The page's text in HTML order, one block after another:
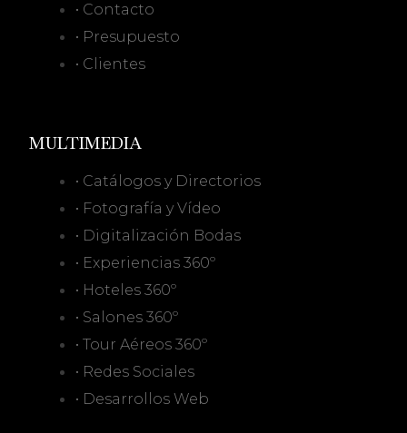
• Contacto
• Presupuesto
• Clientes
MULTIMEDIA
• Catálogos y Directorios
• Fotografía y Vídeo
• Digitalización Bodas
• Experiencias 360º
• Hoteles 360º
• Salones 360º
• Tour Aéreos 360º
• Redes Sociales
• Desarrollos Web